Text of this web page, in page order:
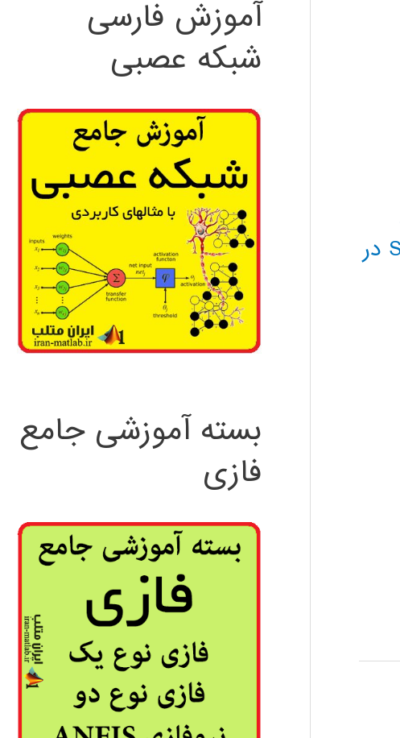
SimHydraulics در
آموزش فارسی
شبکه عصبی
بسته آموزشی جامع
فازی